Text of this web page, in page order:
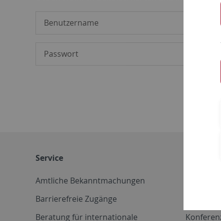
Service
Amtliche Bekanntmachungen
Barrierefreie Zugänge
Beratung für internationale